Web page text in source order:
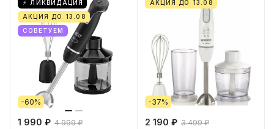
⚡ ЛИКВИДАЦИЯ
АКЦИЯ ДО 13.08
СОВЕТУЕМ
-60%
1 990 ₽ 4 999 ₽
АКЦИЯ ДО 13.08
-37%
2 190 ₽ 3 499 ₽